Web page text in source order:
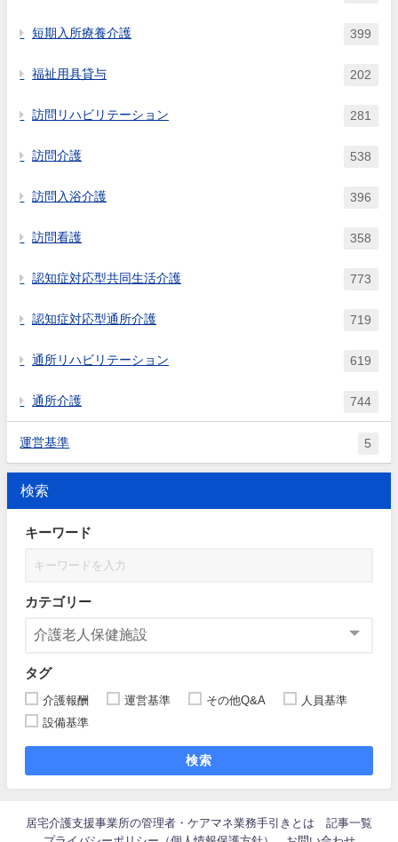
短期入所療養介護 399
福祉用具貸与 202
訪問リハビリテーション 281
訪問介護 538
訪問入浴介護 396
訪問看護 358
認知症対応型共同生活介護 773
認知症対応型通所介護 719
通所リハビリテーション 619
通所介護 744
運営基準 5
検索
キーワード
カテゴリー
タグ
介護報酬 運営基準 その他Q&A
人員基準
設備基準
検索
居宅介護支援事業所の管理者・ケアマネ業務手引きとは
記事一覧